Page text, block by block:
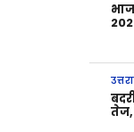
तेज,